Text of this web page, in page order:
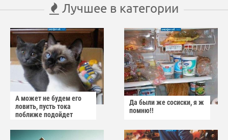
Лучшее в категории
А может не будем его
ловить, пусть тока
поближе подойдет
Да были же сосиски, я ж
помню!!